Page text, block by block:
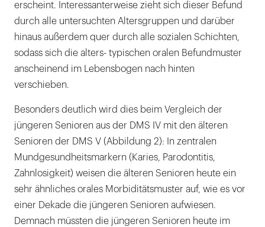
erscheint. Interessanterweise zieht sich dieser Befund
durch alle untersuchten Altersgruppen und darüber
hinaus außerdem quer durch alle sozialen Schichten,
sodass sich die alters- typischen oralen Befundmuster
anscheinend im Lebensbogen nach hinten
verschieben.
Besonders deutlich wird dies beim Vergleich der
jüngeren Senioren aus der DMS IV mit den älteren
Senioren der DMS V (Abbildung 2): In zentralen
Mundgesundheitsmarkern (Karies, Parodontitis,
Zahnlosigkeit) weisen die älteren Senioren heute ein
sehr ähnliches orales Morbiditätsmuster auf, wie es vor
einer Dekade die jüngeren Senioren aufwiesen.
Demnach müssten die jüngeren Senioren heute im